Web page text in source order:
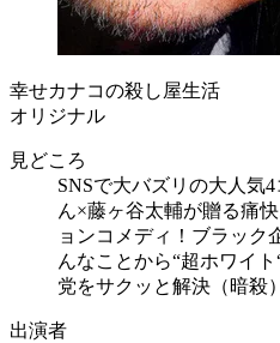
幸せカナコの殺し屋生活
オリジナル
見どころ
SNSで大バズリの大人気
ん×藤ヶ谷太輔が贈る痛
ョンコメディ！ブラック
んなことから“超ホワイ
党をサクッと解決（暗殺
出演者